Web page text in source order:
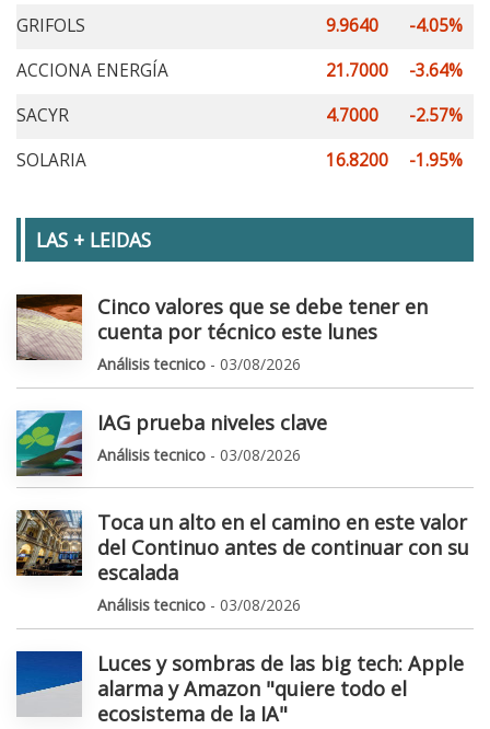
GRIFOLS
9.9640
-4.05%
ACCIONA ENERGÍA
21.7000
-3.64%
SACYR
4.7000
-2.57%
SOLARIA
16.8200 -1.95%
LAS + LEIDAS
Cinco valores que se debe tener en
cuenta por técnico este lunes
Análisis tecnico - 03/08/2026
IAG prueba niveles clave
Análisis tecnico - 03/08/2026
Toca un alto en el camino en este valor
del Continuo antes de continuar con su
escalada
Análisis tecnico - 03/08/2026
Luces y sombras de las big tech: Apple
alarma y Amazon "quiere todo el
ecosistema de la IA"